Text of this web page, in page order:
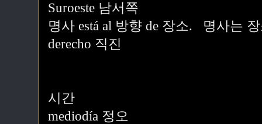
Suroeste 남서쪽
명사 está al 방향 de 장소. 명사는
derecho 직진
시간
mediodía 정오